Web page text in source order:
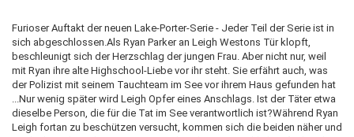
Furioser Auftakt der neuen Lake-Porter-Serie - Jeder Teil der Serie ist in
sich abgeschlossen.Als Ryan Parker an Leigh Westons Tür klopft,
beschleunigt sich der Herzschlag der jungen Frau. Aber nicht nur, weil
mit Ryan ihre alte Highschool-Liebe vor ihr steht. Sie erfährt auch, was
der Polizist mit seinem Tauchteam im See vor ihrem Haus gefunden hat
...Nur wenig später wird Leigh Opfer eines Anschlags. Ist der Täter etwa
dieselbe Person, die für die Tat im See verantwortlich ist?Während Ryan
Leigh fortan zu beschützen versucht, kommen sich die beiden näher und